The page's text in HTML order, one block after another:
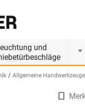
und
Allgemeine Handwerkzeuge
Produkt ist Zubehör von